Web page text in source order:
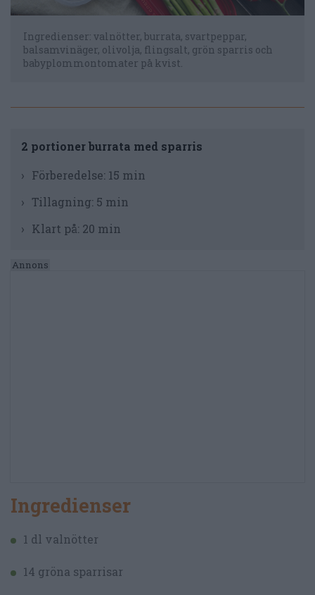
Ingredienser: valnötter, burrata, svartpeppar,
balsamvinäger, olivolja, flingsalt, grön sparris och
babyplommontomater på kvist.
2 portioner burrata med sparris
Förberedelse: 15 min
Tillagning: 5 min
Klart på: 20 min
Ingredienser
1 dl valnötter
14 gröna sparrisar